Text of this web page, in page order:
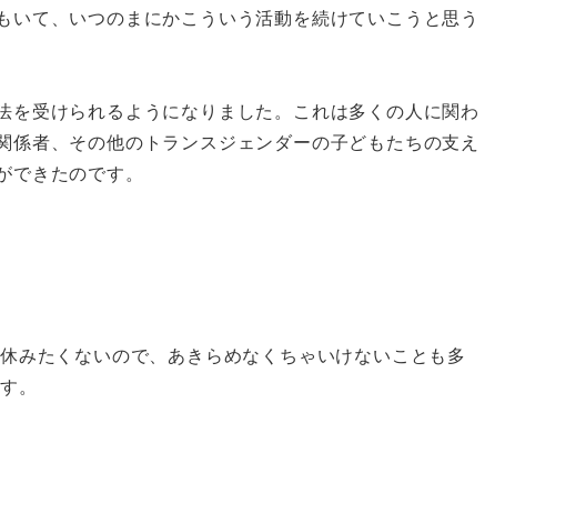
て、いつのまにかこういう活動を続けていこうと思う
受けられるようになりました。これは多くの人に関わ
者、その他のトランスジェンダーの子どもたちの支え
きたのです。
みたくないので、あきらめなくちゃいけないことも多
。